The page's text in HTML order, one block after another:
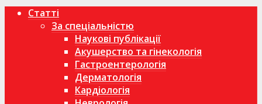
Статті
За спеціальністю
Наукові публікації
Акушерство та гінекологія
Гастроентерологія
Дерматологія
Кардіологія